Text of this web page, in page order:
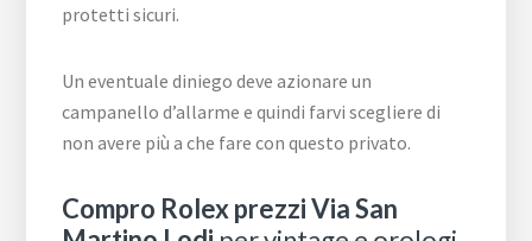
protetti sicuri.
Un eventuale diniego deve azionare un
campanello d’allarme e quindi farvi scegliere di
non avere più a che fare con questo privato.
Compro Rolex prezzi Via San